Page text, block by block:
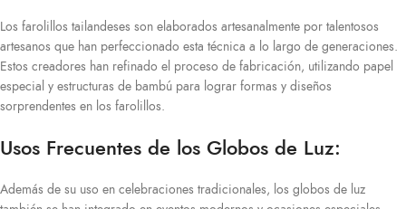
Los farolillos tailandeses son elaborados artesanalmente por talentosos
artesanos que han perfeccionado esta técnica a lo largo de generaciones.
Estos creadores han refinado el proceso de fabricación, utilizando papel
especial y estructuras de bambú para lograr formas y diseños
sorprendentes en los farolillos.
Usos Frecuentes de los Globos de Luz:
Además de su uso en celebraciones tradicionales, los globos de luz